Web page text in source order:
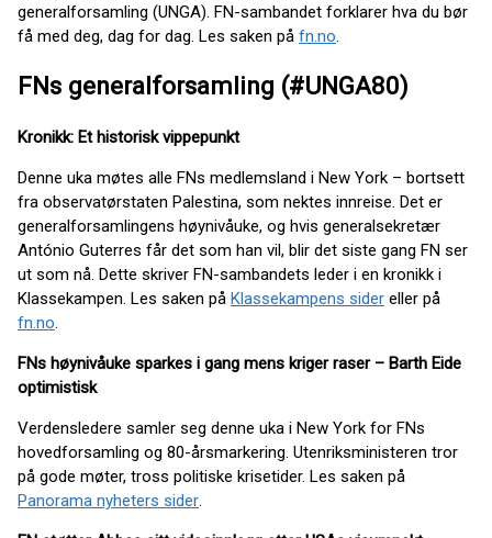
generalforsamling (UNGA). FN-sambandet forklarer hva du bør
få med deg, dag for dag. Les saken på fn.no.
FNs generalforsamling (#UNGA80)
Kronikk: Et historisk vippepunkt
Denne uka møtes alle FNs medlemsland i New York – bortsett
fra observatørstaten Palestina, som nektes innreise. Det er
generalforsamlingens høynivåuke, og hvis generalsekretær
António Guterres får det som han vil, blir det siste gang FN ser
ut som nå. Dette skriver FN-sambandets leder i en kronikk i
Klassekampen. Les saken på Klassekampens sider eller på
fn.no.
FNs høynivåuke sparkes i gang mens kriger raser – Barth Eide
optimistisk
Verdensledere samler seg denne uka i New York for FNs
hovedforsamling og 80-årsmarkering. Utenriksministeren tror
på gode møter, tross politiske krisetider. Les saken på
Panorama nyheters sider.